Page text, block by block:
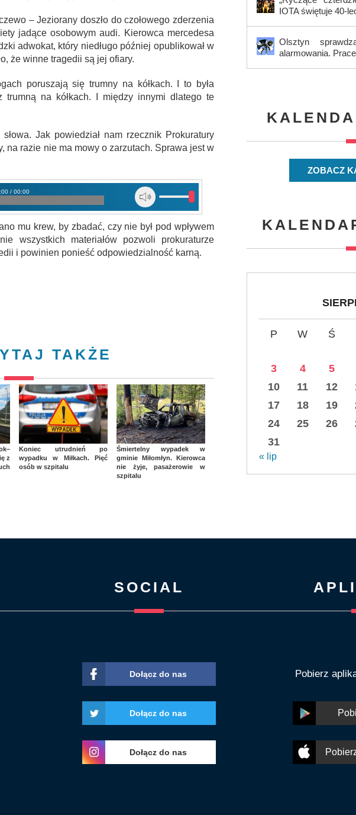
– Jeziorany doszło do czołowego zderzenia
jadące osobowym audi. Kierowca mercedesa
adwokat, który niedługo później opublikował w
że winne tragedii są jej ofiary.
poruszają się trumny na kółkach. I to była
trumną na kółkach. I między innymi dlatego te
Jak powiedział nam rzecznik Prokuratury
na razie nie ma mowy o zarzutach. Sprawa jest w
/ 00:00
mu krew, by zbadać, czy nie był pod wpływem
wszystkich materiałów pozwoli prokuraturze
i powinien ponieść odpowiedzialność karną.
TAKŻE
z
Koniec utrudnień po
wypadku w Miłkach. Pięć
osób w szpitalu
Śmiertelny wypadek w
gminie Miłomłyn. Kierowca
nie żyje, pasażerowie w
szpitalu
IOTA świętuje 40-
Olsztyn
alarmowania.
ZOBACZ
P W Ś
3
4 5
10
11 12
17
18 19
24
25 26
31
« lip
SOCIAL
Dołącz do nas
Dołącz do nas
Dołącz do nas
Pobierz